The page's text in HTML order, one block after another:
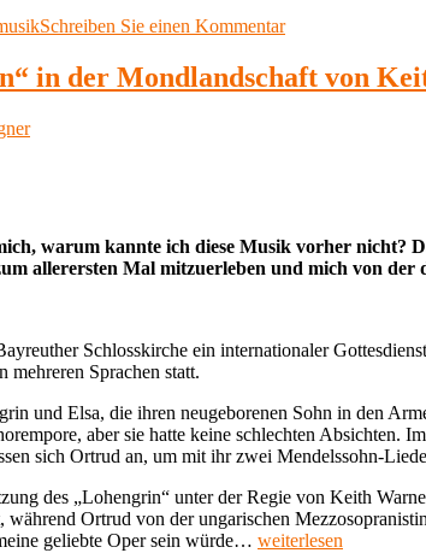
Schreiben Sie einen Kommentarzu
Lieblingsmusik
70:
in der Mondlandschaft von
warum kannte ich diese Musik vorher nicht?
allerersten Mal mitzuerleben und mich von der
Schlosskirche ein internationaler
mehreren Sprachen statt.
und Elsa, die ihren neugeborenen Sohn in den
aber sie hatte keine schlechten
sich Ortrud an, um mit ihr zwei Mendelssohn-
des „Lohengrin“ unter der Regie von Keith
Ortrud von der ungarischen
geliebte Oper sein würde… „Meine
weiterlesen